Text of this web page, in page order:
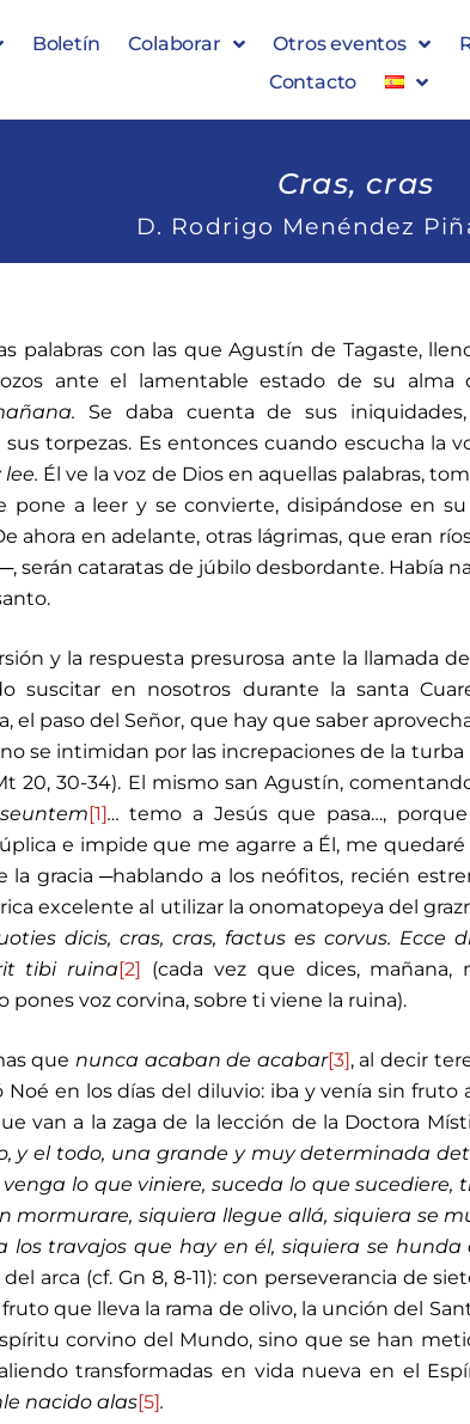
Boletín Colaborar Otros eventos
Contacto
Cras, cras
D. Rodrigo Menéndez
palabras con las que Agustín de Tagaste,
ante el lamentable estado de su alma
Se daba cuenta de sus
torpezas. Es entonces cuando escucha la
Él ve la voz de Dios en aquellas palabras,
pone a leer y se convierte, disipándose en
ahora en adelante, otras lágrimas, que eran
serán cataratas de júbilo desbordante. Había
y la respuesta presurosa ante la llamada
suscitar en nosotros durante la santa
el paso del Señor, que hay que saber
se intimidan por las increpaciones de la turba
20, 30-34). El mismo san Agustín,
[1]…temo a Jesús que pasa…,
e impide que me agarre a Él, me quedaré
gracia ─hablando a los neófitos, recién
excelente al utilizar la onomatopeya del
dicis, cras, cras, factus es corvus. Ecce
tibi ruina[2] (cada vez que dices, mañana,
pones voz corvina, sobre ti viene la ruina).
que nunca acaban de acabar[3], al decir
en los días del diluvio: iba y venía sin fruto
van a la zaga de la lección de la Doctora
y el todo, una grande y muy determinada
lo que viniere, suceda lo que sucediere,
mormurare, siquiera llegue allá, siquiera se
los travajos que hay en él, siquiera se hunda
arca (cf. Gn 8, 8-11): con perseverancia de
que lleva la rama de olivo, la unción del
corvino del Mundo, sino que se han
transformadas en vida nueva en el
nacido alas[5].